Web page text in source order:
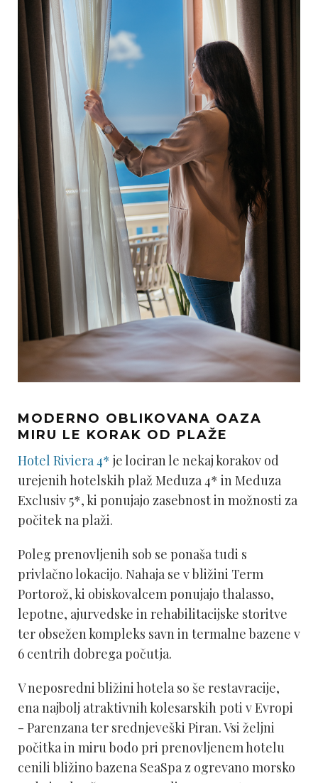
MODERNO OBLIKOVANA OAZA
MIRU LE KORAK OD PLAŽE
Hotel Riviera 4* je lociran le nekaj korakov od
urejenih hotelskih plaž Meduza 4* in Meduza
Exclusiv 5*, ki ponujajo zasebnost in možnosti za
počitek na plaži.
Poleg prenovljenih sob se ponaša tudi s
privlačno lokacijo. Nahaja se v bližini Term
Portorož, ki obiskovalcem ponujajo thalasso,
lepotne, ajurvedske in rehabilitacijske storitve
ter obsežen kompleks savn in termalne bazene v
6 centrih dobrega počutja.
V neposredni bližini hotela so še restavracije,
ena najbolj atraktivnih kolesarskih poti v Evropi
- Parenzana ter srednjeveški Piran. Vsi željni
počitka in miru bodo pri prenovljenem hotelu
cenili bližino bazena SeaSpa z ogrevano morsko